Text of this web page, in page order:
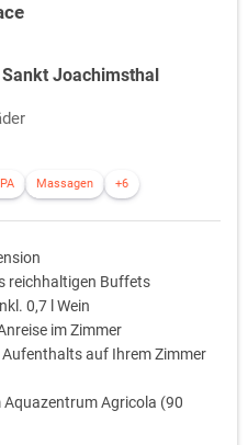
Joachimsthal
Massagen +6
reichhaltigen Buffets
0,7 l Wein
im Zimmer
auf Ihrem Zimmer
Aquazentrum Agricola (90